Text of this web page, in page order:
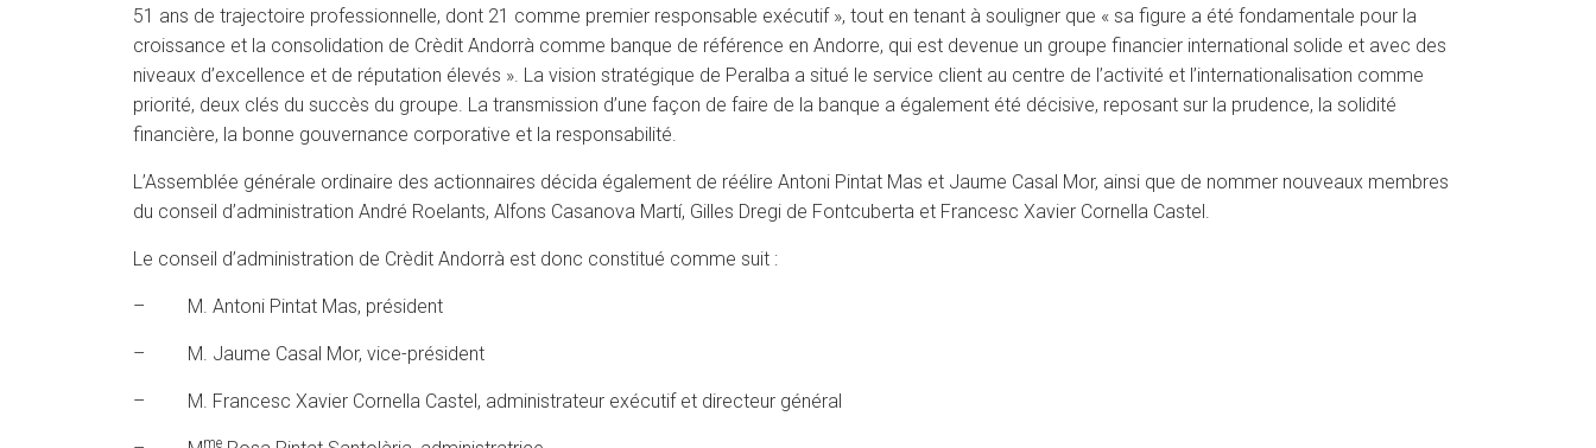
51 ans de trajectoire professionnelle, dont 21 comme premier responsable exécutif », tout en tenant à souligner que « sa figure a été fondamentale pour la
croissance et la consolidation de Crèdit Andorrà comme banque de référence en Andorre, qui est devenue un groupe financier international solide et avec des
niveaux d’excellence et de réputation élevés ». La vision stratégique de Peralba a situé le service client au centre de l’activité et l’internationalisation comme
priorité, deux clés du succès du groupe. La transmission d’une façon de faire de la banque a également été décisive, reposant sur la prudence, la solidité
financière, la bonne gouvernance corporative et la responsabilité.
L’Assemblée générale ordinaire des actionnaires décida également de réélire Antoni Pintat Mas et Jaume Casal Mor, ainsi que de nommer nouveaux membres
du conseil d’administration André Roelants, Alfons Casanova Martí, Gilles Dregi de Fontcuberta et Francesc Xavier Cornella Castel.
Le conseil d’administration de Crèdit Andorrà est donc constitué comme suit :
– M. Antoni Pintat Mas, président
– M. Jaume Casal Mor, vice-président
– M. Francesc Xavier Cornella Castel, administrateur exécutif et directeur général
me